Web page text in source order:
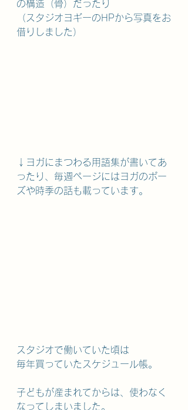
の構造（骨）だったり
（スタジオヨギーのHPから写真をお
借りしました）
↓ヨガにまつわる用語集が書いてあ
ったり、毎週ページにはヨガのポー
ズや時季の話も載っています。
スタジオで働いていた頃は
毎年買っていたスケジュール帳。
子どもが産まれてからは、使わなく
なってしまいました。